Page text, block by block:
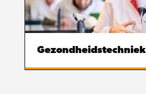
Gezondheidstechniek